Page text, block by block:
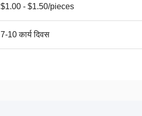
$1.00 - $1.50/pieces
7-10 कार्य दिवस